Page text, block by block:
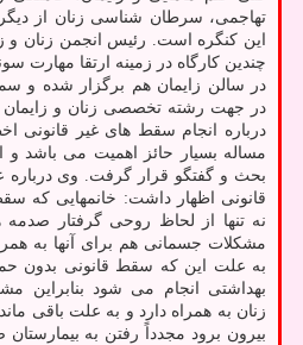
تهاجمی، سرطان شناسی زنان از
این کنگره است. رئیس انجمن زنان و
چندین کارگاه در زمینه ارتقا مهارت
در سالن زایمان هم برگزار شده و
در جهت رشته تخصصی زنان و زایمان
درباره انجام سقط های غیر قانونی
مساله بسیار حائز اهمیت می باشد و
بحث و گفتگو قرار گرفت. وی
قانونی اظهار داشت: خانمهایی که
نه تنها از لحاظ روحی گرفتار
مشکلات جسمانی هم برای آنها به
به علت این که سقط قانونی بدون
بهداشتی انجام می شود بنابراین
زنان به همراه دارد و به علت باقی
بیرون برود مجدداً رفتن به